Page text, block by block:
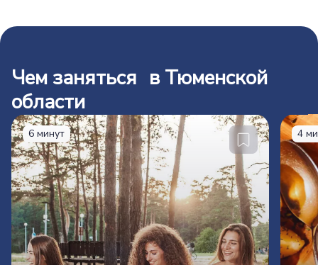
Чем заняться в Тюменской
области
6 минут 4